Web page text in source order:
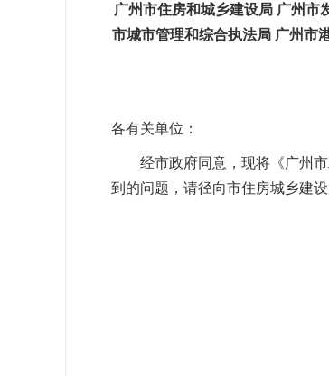
广州市住房和城乡建设局 广州市
市城市管理和综合执法局 广州市
各有关单位：
经市政府同意，现将《广州市
到的问题，请径向市住房城乡建设